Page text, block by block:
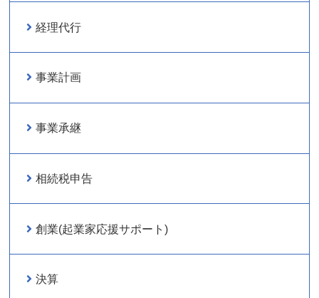
経理代行
事業計画
事業承継
相続税申告
創業(起業家応援サポート)
決算